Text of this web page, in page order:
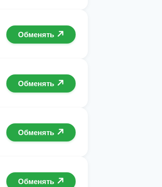
Обменять
Обменять
Обменять
Обменять